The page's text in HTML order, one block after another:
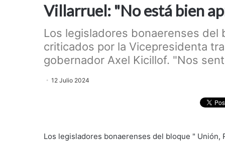
Villarruel: "No está bien
Los legisladores bonaerenses del
criticados por la Vicepresidenta
gobernador Axel Kicillof. "Nos
12 Julio 2024
Los legisladores bonaerenses del bloque "